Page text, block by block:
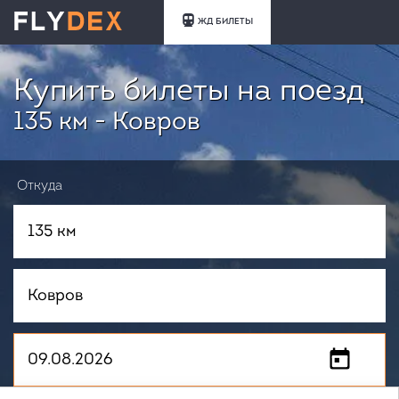
ЖД БИЛЕТЫ
Купить билеты на поезд
135 км - Ковров
Откуда